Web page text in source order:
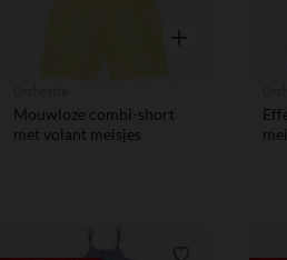
Snel overzicht
Mouwloze combi-short
met volant meisjes